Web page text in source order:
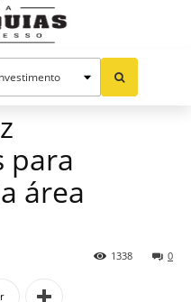
para
área
0
1338